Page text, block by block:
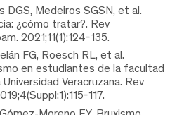
DGS, Medeiros SGSN, et al.
¿cómo tratar?. Rev
2021;11(1):124-135.
FG, Roesch RL, et al.
en estudiantes de la facultad
Veracruzana. Rev
117.